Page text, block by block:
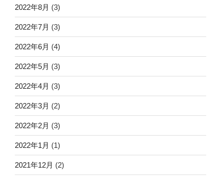
2022年8月 (3)
2022年7月 (3)
2022年6月 (4)
2022年5月 (3)
2022年4月 (3)
2022年3月 (2)
2022年2月 (3)
2022年1月 (1)
2021年12月 (2)